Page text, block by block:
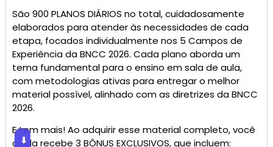
São 900 PLANOS DIÁRIOS no total, cuidadosamente
elaborados para atender às necessidades de cada
etapa, focados individualmente nos 5 Campos de
Experiência da BNCC 2026. Cada plano aborda um
tema fundamental para o ensino em sala de aula,
com metodologias ativas para entregar o melhor
material possível, alinhado com as diretrizes da BNCC
2026.
E tem mais! Ao adquirir esse material completo, você
ainda recebe 3 BÔNUS EXCLUSIVOS, que incluem:
⬇